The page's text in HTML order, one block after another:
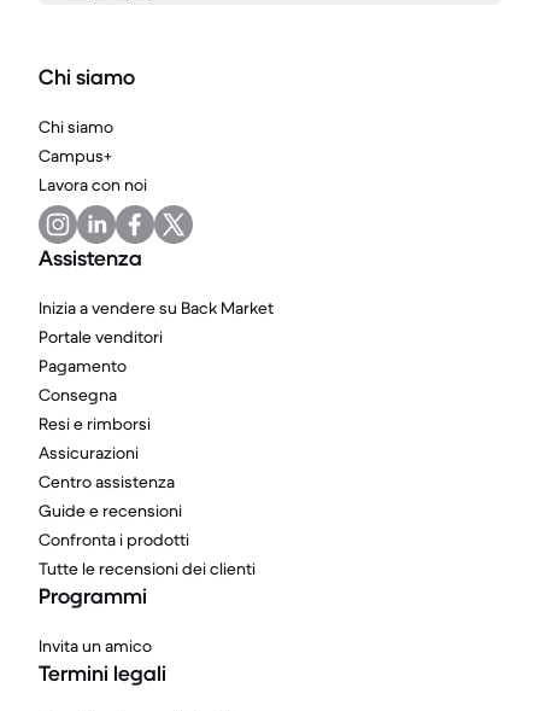
Chi siamo
Chi siamo
Campus+
Lavora con noi
Assistenza
Inizia a vendere su Back Market
Portale venditori
Pagamento
Consegna
Resi e rimborsi
Assicurazioni
Centro assistenza
Guide e recensioni
Confronta i prodotti
Tutte le recensioni dei clienti
Programmi
Invita un amico
Termini legali